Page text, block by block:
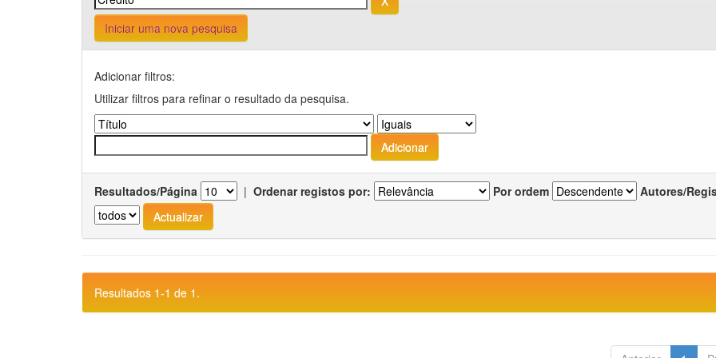
Iniciar uma nova pesquisa
Adicionar filtros:
Utilizar filtros para refinar o resultado da pesquisa.
Resultados/Página | Ordenar registos por: Por ordem Autores/
Resultados 1-1 de 1.